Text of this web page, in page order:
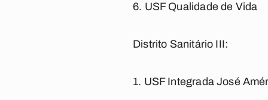
6. USF Qualidade de Vida
Distrito Sanitário III:
1. USF Integrada José